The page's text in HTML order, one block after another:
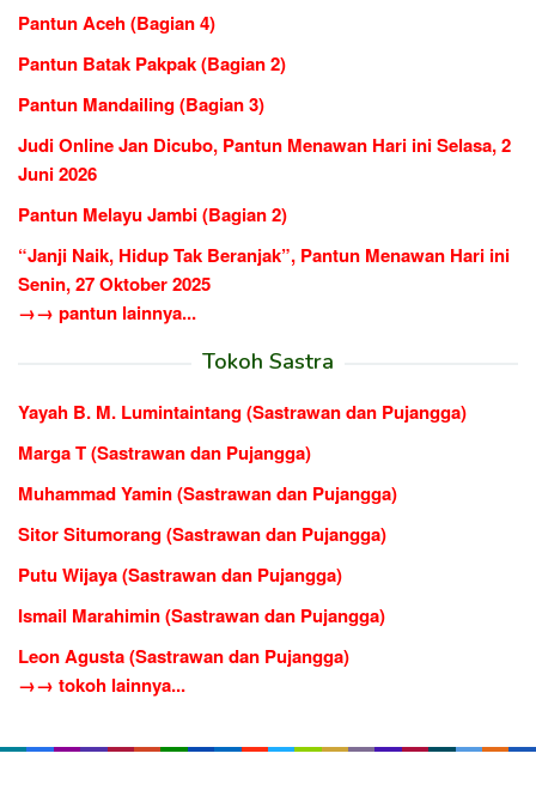
Pantun Aceh (Bagian 4)
Pantun Batak Pakpak (Bagian 2)
Pantun Mandailing (Bagian 3)
Judi Online Jan Dicubo, Pantun Menawan Hari ini Selasa, 2
Juni 2026
Pantun Melayu Jambi (Bagian 2)
“Janji Naik, Hidup Tak Beranjak”, Pantun Menawan Hari ini
Senin, 27 Oktober 2025
→→ pantun lainnya...
Tokoh Sastra
Yayah B. M. Lumintaintang (Sastrawan dan Pujangga)
Marga T (Sastrawan dan Pujangga)
Muhammad Yamin (Sastrawan dan Pujangga)
Sitor Situmorang (Sastrawan dan Pujangga)
Putu Wijaya (Sastrawan dan Pujangga)
Ismail Marahimin (Sastrawan dan Pujangga)
Leon Agusta (Sastrawan dan Pujangga)
→→ tokoh lainnya...